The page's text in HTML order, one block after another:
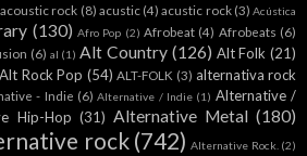
acoustic rock (8) acustic (4) acustic rock (3) Acústica
(130) Afro Pop (2) Afrobeat (4) Afrobeats (6)
(6) al (1) Alt Country (126) Alt Folk (21)
Alt Rock Pop (54) ALT-FOLK (3) alternativa rock
- Indie (6) Alternative / Indie (1) Alternative /
Hip-Hop (31) Alternative Metal (180)
rock (742) Alternative Rock. (2)